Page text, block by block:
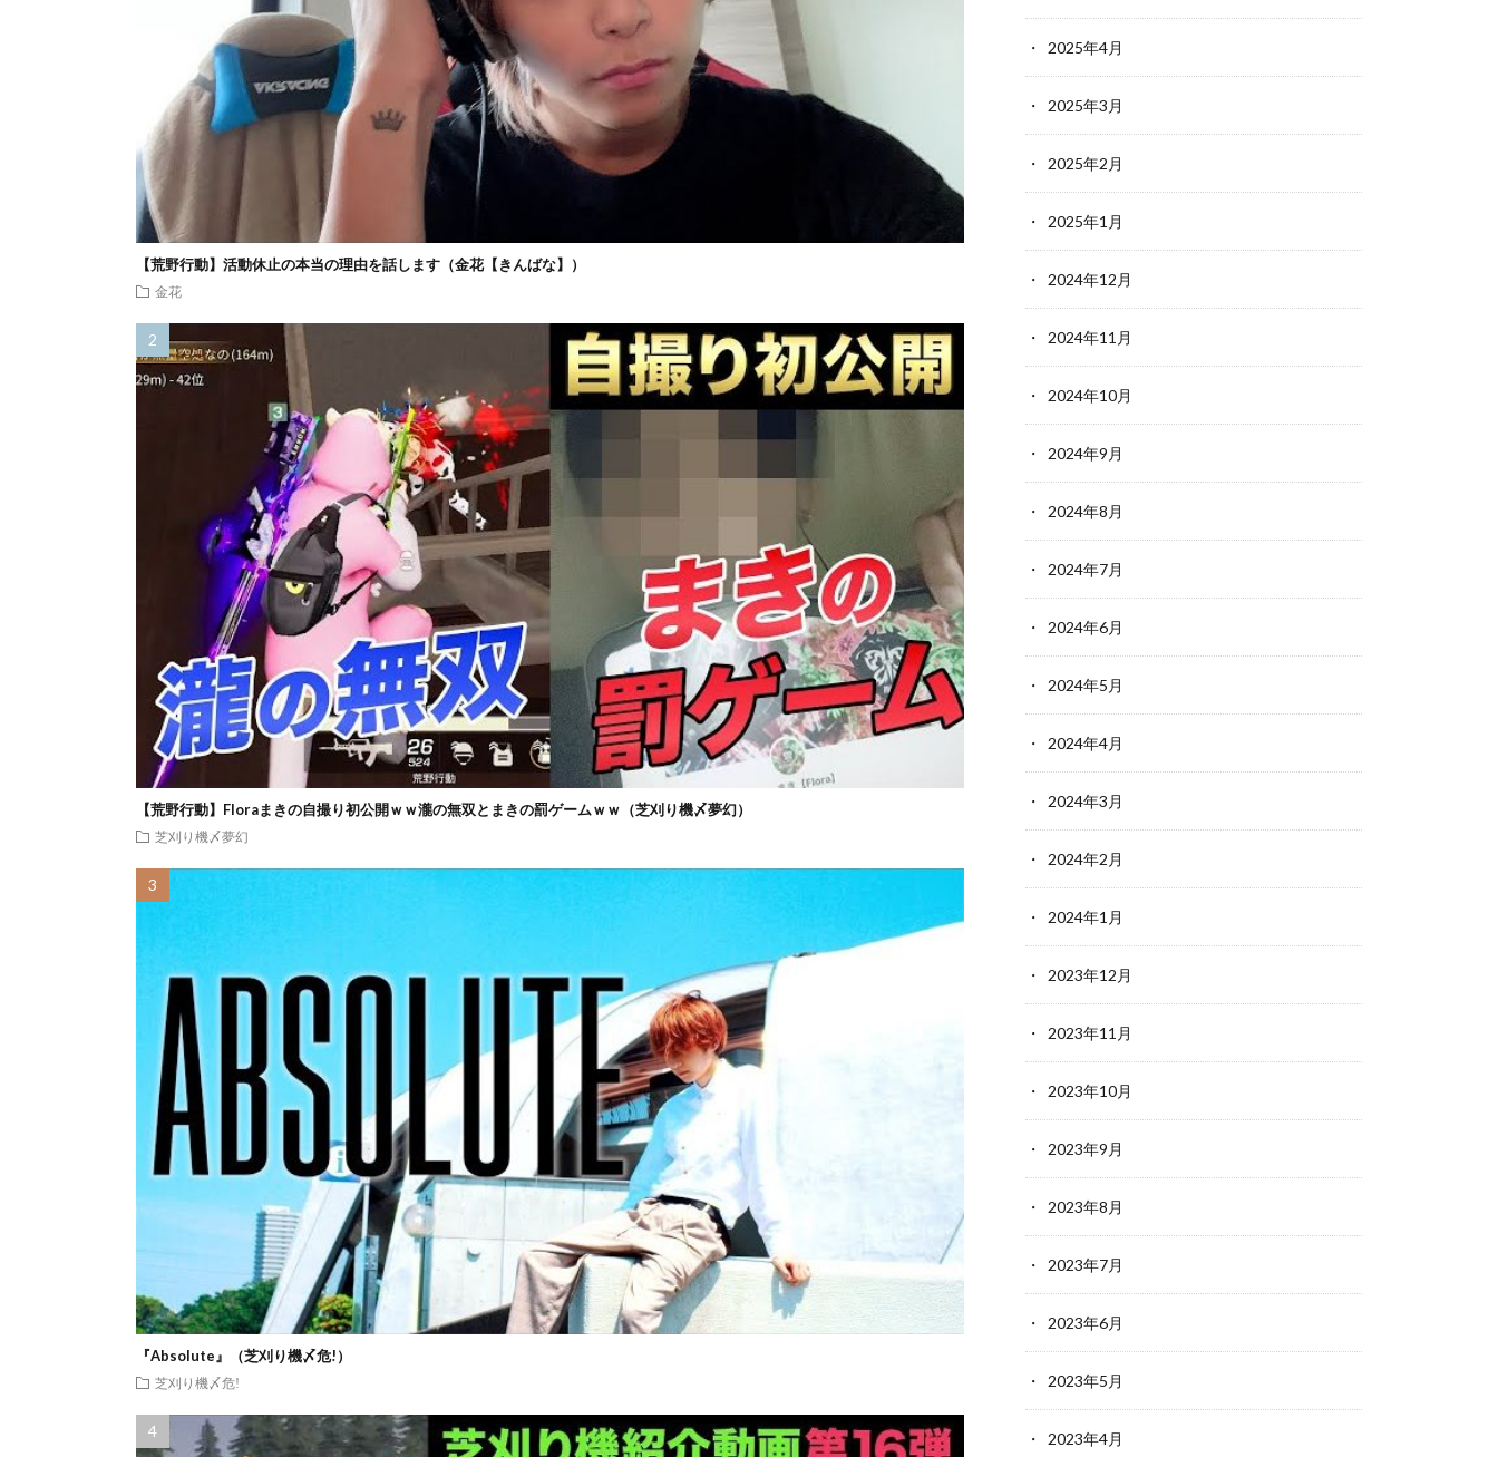
【荒野行動】活動休止の本当の理由を話します（金花【きんばな】）
金花
【荒野行動】Floraまきの自撮り初公開ｗｗ瀧の無双とまきの罰ゲームｗｗ（芝刈り機〆夢幻）
芝刈り機〆夢幻
『Absolute』（芝刈り機〆危!）
芝刈り機〆危!
2025年4月
2025年3月
2025年2月
2025年1月
2024年12月
2024年11月
2024年10月
2024年9月
2024年8月
2024年7月
2024年6月
2024年5月
2024年4月
2024年3月
2024年2月
2024年1月
2023年12月
2023年11月
2023年10月
2023年9月
2023年8月
2023年7月
2023年6月
2023年5月
2023年4月